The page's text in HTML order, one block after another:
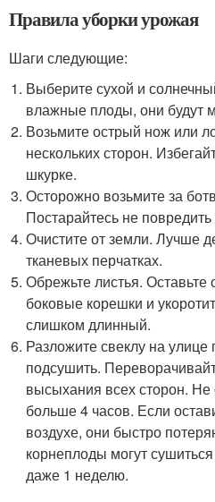
Правила уборки урожая
Шаги следующие:
Выберите сухой и
влажные плоды, они будут
Возьмите острый нож или
нескольких сторон.
шкурке.
Осторожно возьмите за
Постарайтесь не
Очистите от земли. Лучше
тканевых перчатках.
Обрежьте листья.
боковые корешки и
слишком длинный.
Разложите свеклу на
подсушить.
высыхания всех сторон. Не
больше 4 часов. Если
воздухе, они быстро
корнеплоды могут
даже 1 неделю.